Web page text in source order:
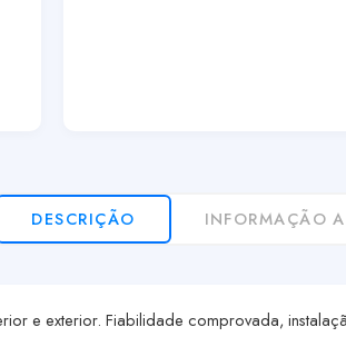
DESCRIÇÃO INFORMAÇÃO
e exterior. Fiabilidade comprovada,